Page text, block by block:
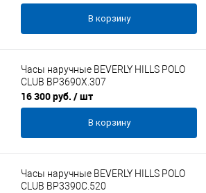
В корзину
Часы наручные BEVERLY HILLS POLO
CLUB BP3690X.307
16 300 руб. / шт
В корзину
Часы наручные BEVERLY HILLS POLO
CLUB BP3390C.520